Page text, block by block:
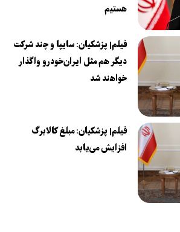
هستیم
فیلم| پزشکیان: سایپا و چند شرکت
دیگر هم مثل ایران‌خودرو واگذار
خواهند شد
فیلم| پزشکیان: مبلغ کالابرگ
افزایش می‌یابد